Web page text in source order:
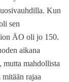
Kun
sen
ÄO oli jo 150.
aikana
mutta mahdollista
rajaa